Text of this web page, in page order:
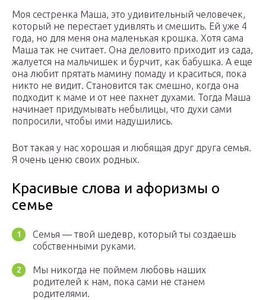
Моя сестренка Маша, это удивительный человечек,
который не перестает удивлять и смешить. Ей уже 4
года, но для меня она маленькая крошка. Хотя сама
Маша так не считает. Она деловито приходит из сада,
жалуется на мальчишек и бурчит, как бабушка. А еще
она любит прятать мамину помаду и краситься, пока
никто не видит. Становится так смешно, когда она
подходит к маме и от нее пахнет духами. Тогда Маша
начинает придумывать небылицы, что духи сами
попросили, чтобы ими надушились.
Вот такая у нас хорошая и любящая друг друга семья.
Я очень ценю своих родных.
Красивые слова и афоризмы о
семье
Семья — твой шедевр, который ты создаешь
собственными руками.
Мы никогда не поймем любовь наших
родителей к нам, пока сами не станем
родителями.